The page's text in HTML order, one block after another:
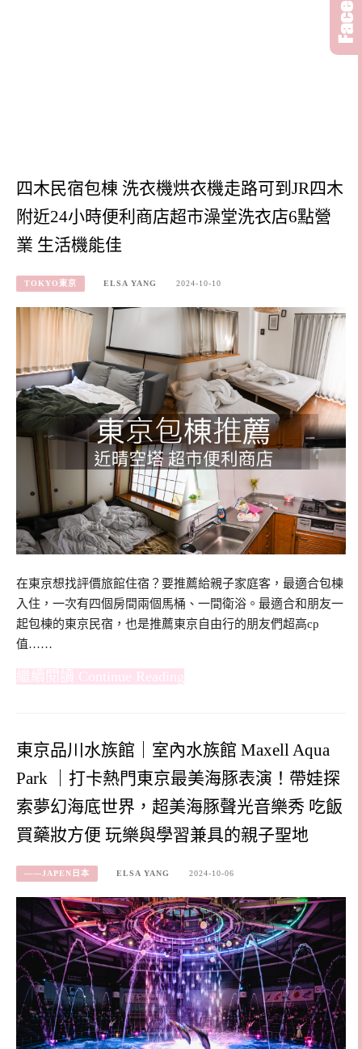
四木民宿包棟 洗衣機烘衣機走路可到JR四木
附近24小時便利商店超市澡堂洗衣店6點營
業 生活機能佳
TOKYO東京 ELSA YANG 2024-10-10
在東京想找評價旅館住宿？要推薦給親子家庭客，最適合包棟
入住，一次有四個房間兩個馬桶、一間衛浴。最適合和朋友一
起包棟的東京民宿，也是推薦東京自由行的朋友們超高cp
值……
Continue Reading
東京品川水族館｜室內水族館 Maxell Aqua
Park ｜打卡熱門東京最美海豚表演！帶娃探
索夢幻海底世界，超美海豚聲光音樂秀 吃飯
買藥妝方便 玩樂與學習兼具的親子聖地
——JAPEN日本 ELSA YANG 2024-10-06